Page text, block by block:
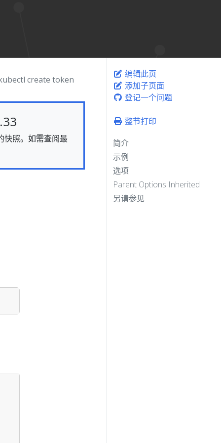
create token
快照。如需查阅最
编辑此页
添加子页面
登记一个问题
整节打印
简介
示例
选项
Parent Options Inherited
另请参见